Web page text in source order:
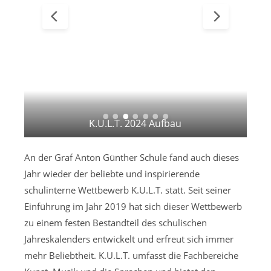
K.U.L.T. 2024 Aufbau
An der Graf Anton Günther Schule fand auch dieses
Jahr wieder der beliebte und inspirierende
schulinterne Wettbewerb K.U.L.T. statt. Seit seiner
Einführung im Jahr 2019 hat sich dieser Wettbewerb
zu einem festen Bestandteil des schulischen
Jahreskalenders entwickelt und erfreut sich immer
mehr Beliebtheit. K.U.L.T. umfasst die Fachbereiche